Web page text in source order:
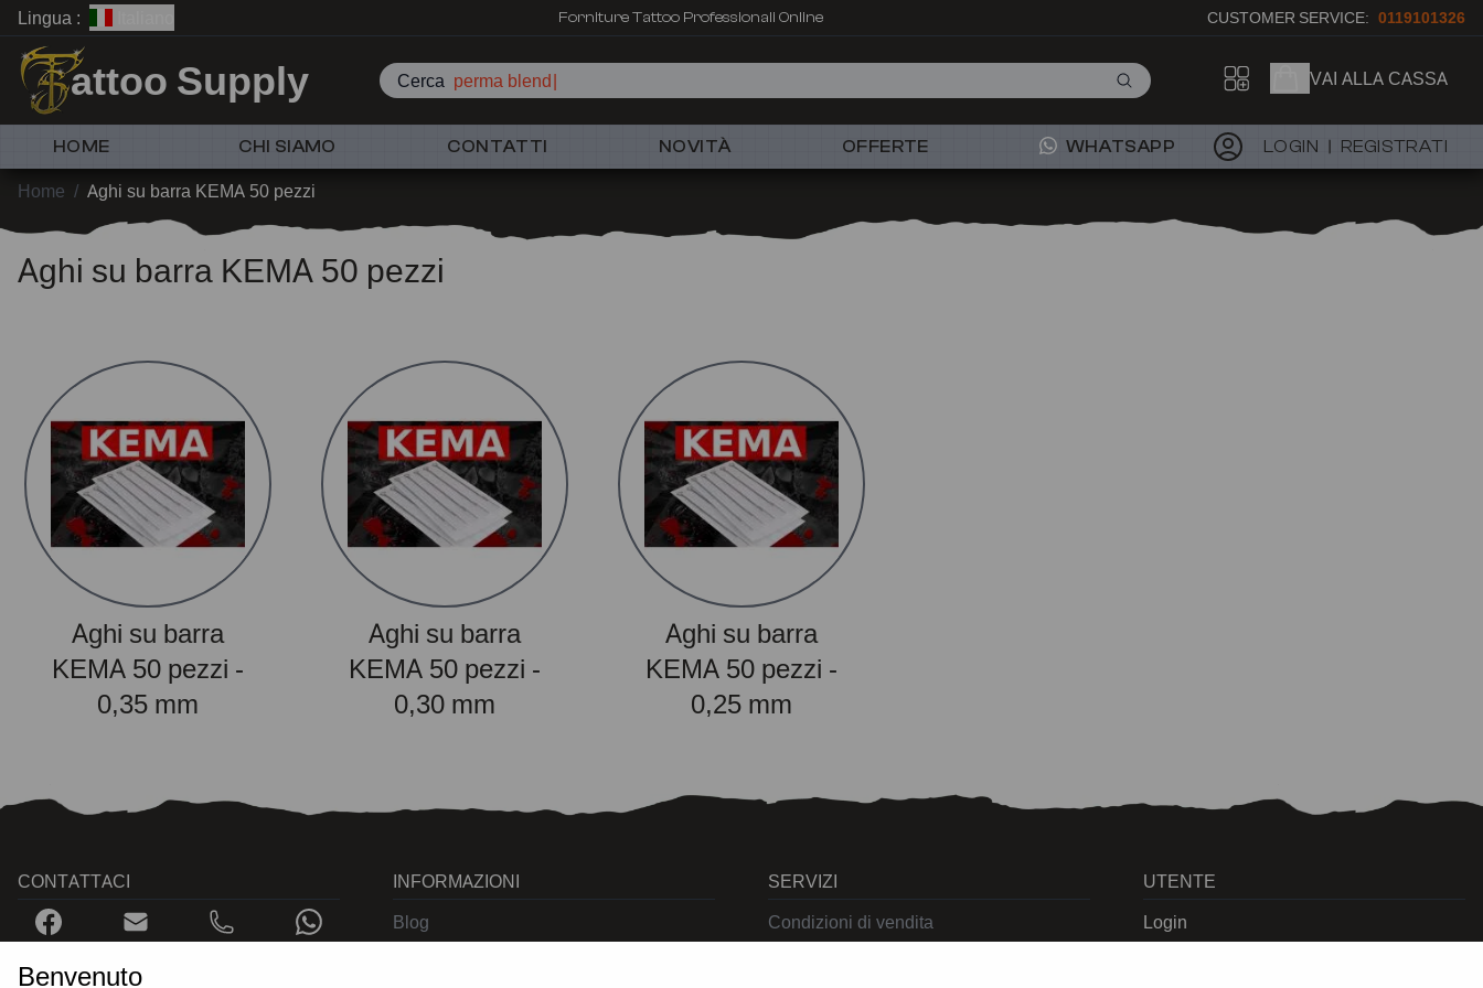
Lingua : Forniture Tattoo Professionali Online CUSTOMER SERVICE: 0119101326
attoo Supply Cerca perma blend VAI ALLA CASSA
HOME CHI SIAMO CONTATTI NOVITÀ OFFERTE WHATSAPP LOGIN REGISTRATI
Home / Aghi su barra KEMA 50 pezzi
Aghi su barra KEMA 50 pezzi
Aghi su barra
KEMA 50 pezzi -
0,35 mm
Aghi su barra
KEMA 50 pezzi -
0,30 mm
Aghi su barra
KEMA 50 pezzi -
0,25 mm
CONTATTACI
INFORMAZIONI
Blog
Certificati
SERVIZI
Condizioni di vendita
Cookies
UTENTE
Login
Registrati
Benvenuto